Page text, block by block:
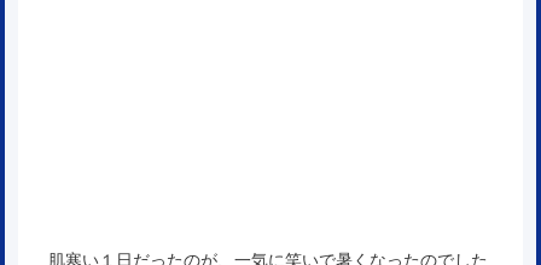
肌寒い１日だったのが、一気に笑いで暑くなったのでした